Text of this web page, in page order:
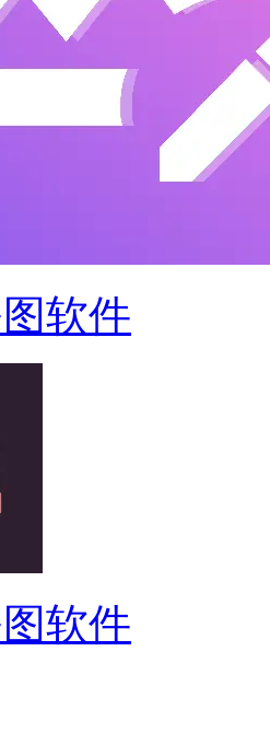
软件
软件